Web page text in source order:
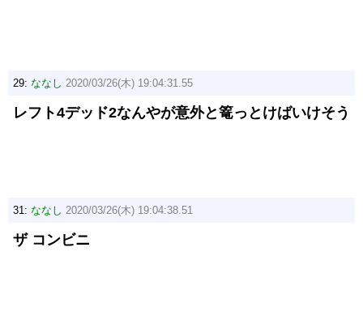
29: ななし 2020/03/26(木) 19:04:31.55
レフト4デッド2なんやが意外と篭っとけばいけそう
31: ななし 2020/03/26(木) 19:04:38.51
ザ コンビニ